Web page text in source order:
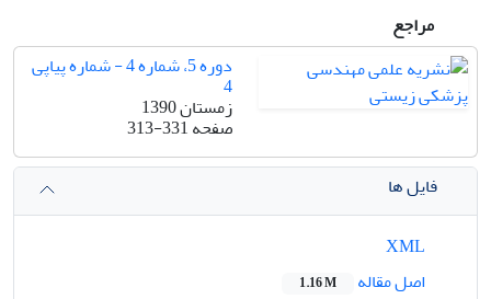
مراجع
دوره 5، شماره 4 - شماره پیاپی
4
زمستان 1390
صفحه313-331
فایل ها
اصل مقاله
1.16 M